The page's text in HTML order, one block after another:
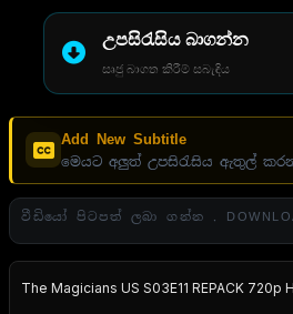
උපසිරැසිය බාගන්න
සෘජු බාගත කිරීම් සබැඳිය
Add New Subtitle
මෙයට අලුත් උපසිරැසිය ඇතුල්
වීඩියෝ පිටපත් ලබා ගන්න .